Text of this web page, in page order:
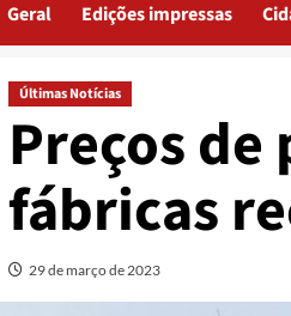
Geral Edições impressas
Últimas Notícias
Preços
fábricas
29 de março de 2023